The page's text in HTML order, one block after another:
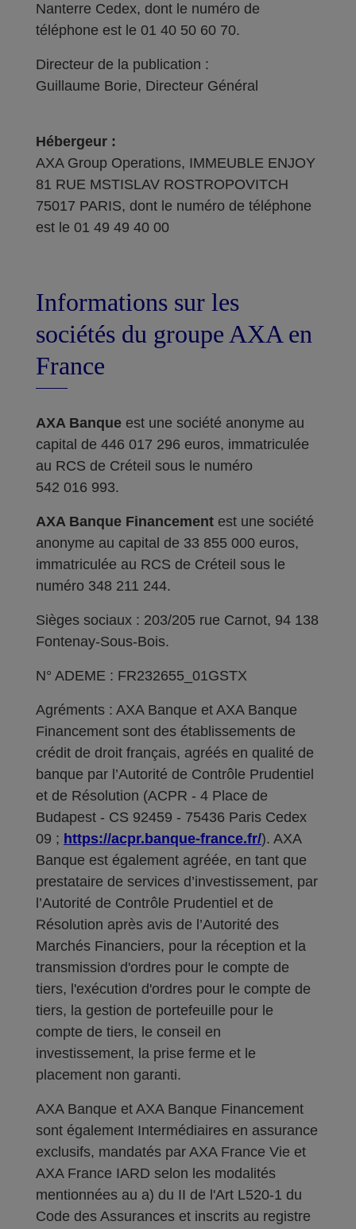
Nanterre Cedex, dont le numéro de
téléphone est le 01 40 50 60 70.
Directeur de la publication :
Guillaume Borie, Directeur Général
Hébergeur :
AXA Group Operations, IMMEUBLE ENJOY
81 RUE MSTISLAV ROSTROPOVITCH
75017 PARIS, dont le numéro de téléphone
est le 01 49 49 40 00
Informations sur les
sociétés du groupe AXA en
France
AXA Banque est une société anonyme au
capital de 446 017 296 euros, immatriculée
au RCS de Créteil sous le numéro
542 016 993.
AXA Banque Financement est une société
anonyme au capital de 33 855 000 euros,
immatriculée au RCS de Créteil sous le
numéro 348 211 244.
Sièges sociaux : 203/205 rue Carnot, 94 138
Fontenay-Sous-Bois.
N° ADEME : FR232655_01GSTX
Agréments : AXA Banque et AXA Banque
Financement sont des établissements de
crédit de droit français, agréés en qualité de
banque par l’Autorité de Contrôle Prudentiel
et de Résolution (ACPR - 4 Place de
Budapest - CS 92459 - 75436 Paris Cedex
09 ; https://acpr.banque-france.fr/). AXA
Banque est également agréée, en tant que
prestataire de services d’investissement, par
l’Autorité de Contrôle Prudentiel et de
Résolution après avis de l’Autorité des
Marchés Financiers, pour la réception et la
transmission d'ordres pour le compte de
tiers, l'exécution d'ordres pour le compte de
tiers, la gestion de portefeuille pour le
compte de tiers, le conseil en
investissement, la prise ferme et le
placement non garanti.
AXA Banque et AXA Banque Financement
sont également Intermédiaires en assurance
exclusifs, mandatés par AXA France Vie et
AXA France IARD selon les modalités
mentionnées au a) du II de l'Art L520-1 du
Code des Assurances et inscrits au registre